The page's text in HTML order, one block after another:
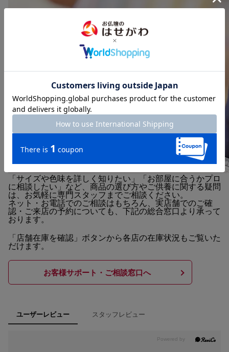
「サイズや色味を詳しく知りたい」「お部屋に合うかプロ
に相談したい」など、商品の選び方やご供養に関する疑問
は、お気軽に専門スタッフまでご相談ください。
ネット・お電話でのご相談はもちろん、実店舗でのご確
認・ご来店の予約についても、下記の総合窓口より承って
おります。
「店舗在庫を確認」ボタンから各店の在庫状況もご覧いた
だけます。
お客様サポート・ご相談窓口へ
ユーザーレビュー スタッフレビュー